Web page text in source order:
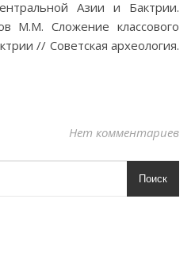
Азии и Бактрии.
М.М. Сложение классового
// Советская археология.
Нет комментариев
Поиск